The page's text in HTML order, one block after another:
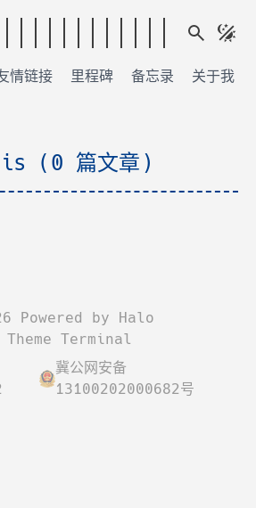
情链接 里程碑 备忘录 关于我
(0 篇文章)
Powered by Halo
Terminal
冀公网安备
13100202000682号